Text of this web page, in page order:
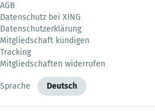
AGB
Datenschutz bei XING
Datenschutzerklärung
Mitgliedschaft kündigen
Tracking
Mitgliedschaften widerrufen
Sprache Deutsch